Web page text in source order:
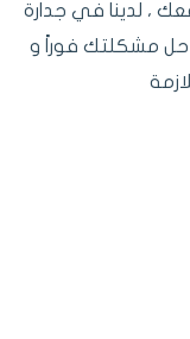
، لدينا في جدارة
حل مشكلتك فوراً و